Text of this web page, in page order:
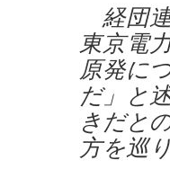
経団
東京電
原発に
だ」と
きだと
方を巡